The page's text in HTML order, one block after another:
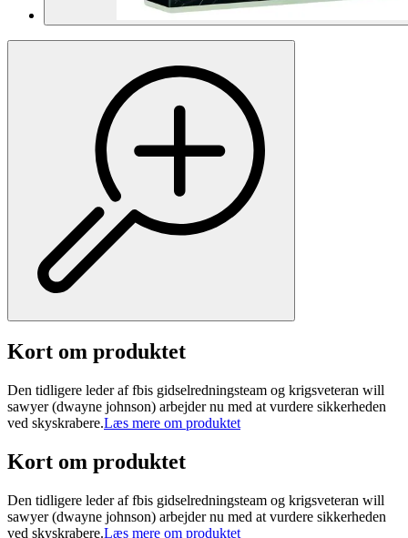
Kort om produktet
Den tidligere leder af fbis gidselredningsteam og krigsveteran will
sawyer (dwayne johnson) arbejder nu med at vurdere sikkerheden
ved skyskrabere.Læs mere om produktet
Kort om produktet
Den tidligere leder af fbis gidselredningsteam og krigsveteran will
sawyer (dwayne johnson) arbejder nu med at vurdere sikkerheden
ved skyskrabere.Læs mere om produktet